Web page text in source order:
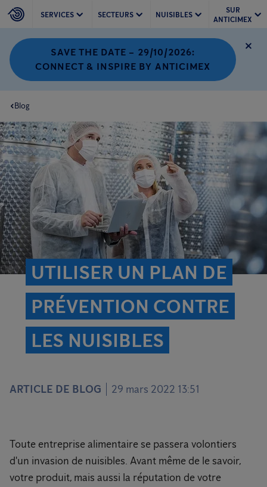
SERVICES SECTEURS NUISIBLES
SUR
ANTICIMEX
SAVE THE DATE – 29/10/2026:
CONNECT & INSPIRE BY ANTICIMEX
Blog
UTILISER UN PLAN DE
PRÉVENTION CONTRE
LES NUISIBLES
ARTICLE DE BLOG 29 mars 2022 13:51
Toute entreprise alimentaire se passera volontiers
d'un invasion de nuisibles. Avant même de le savoir,
votre produit, mais aussi la réputation de votre